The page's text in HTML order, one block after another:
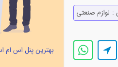
: لوازم صنعتي
بهترین پنل اس ام